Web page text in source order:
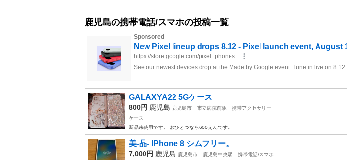
鹿児島の携帯電話/スマホの投稿一覧
GALAXYA22 5Gケース
800円 鹿児島 鹿児島市 市立病院前駅
携帯アクセサリー
ケース
新品未使用です。 おひとつなら600えんです。
美-品- lPhone 8 シムフリー。
7,000円 鹿児島 鹿児島市 鹿児島中央駅
携帯電話/スマホ